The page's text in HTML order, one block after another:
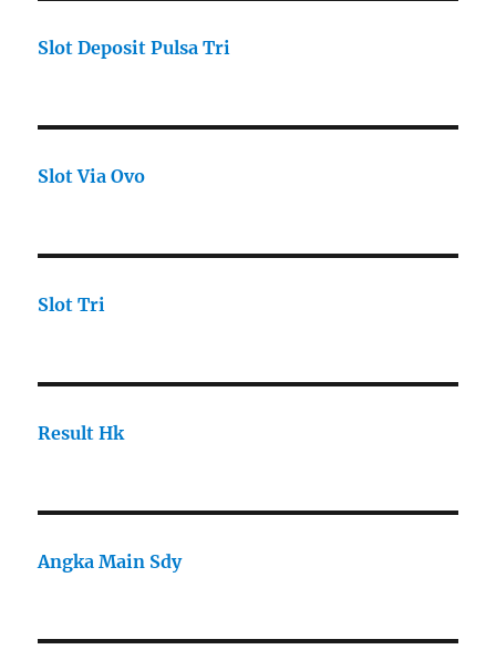
Slot Deposit Pulsa Tri
Slot Via Ovo
Slot Tri
Result Hk
Angka Main Sdy